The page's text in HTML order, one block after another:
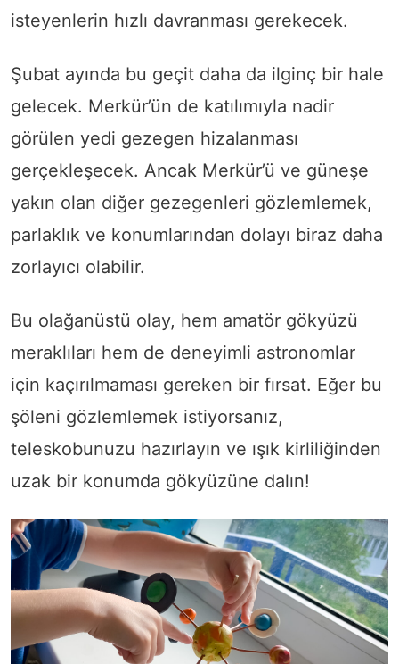
isteyenlerin hızlı davranması gerekecek.
Şubat ayında bu geçit daha da ilginç bir hale
gelecek. Merkür’ün de katılımıyla nadir
görülen yedi gezegen hizalanması
gerçekleşecek. Ancak Merkür’ü ve güneşe
yakın olan diğer gezegenleri gözlemlemek,
parlaklık ve konumlarından dolayı biraz daha
zorlayıcı olabilir.
Bu olağanüstü olay, hem amatör gökyüzü
meraklıları hem de deneyimli astronomlar
için kaçırılmaması gereken bir fırsat. Eğer bu
şöleni gözlemlemek istiyorsanız,
teleskobunuzu hazırlayın ve ışık kirliliğinden
uzak bir konumda gökyüzüne dalın!